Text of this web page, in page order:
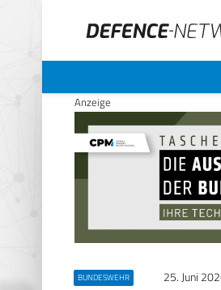
Anzeige
BUNDESWEHR 25. Juni